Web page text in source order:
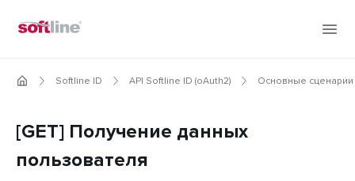
Softline ID API Softline ID (oAuth2) Основные сценарии
[GET] Получение данных
пользователя